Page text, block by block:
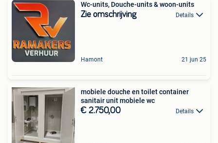
Wc-units, Douche-units & woon-units
Zie omschrijving Details
Hamont 21 jun 25
mobiele douche en toilet container
sanitair unit mobiele wc
€ 2.750,00 Details